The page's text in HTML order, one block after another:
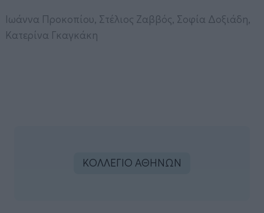
Ιωάννα Προκοπίου, Στέλιος Ζαββός, Σοφία Δοξιάδη,
Κατερίνα Γκαγκάκη
ΚΟΛΛΕΓΙΟ ΑΘΗΝΩΝ